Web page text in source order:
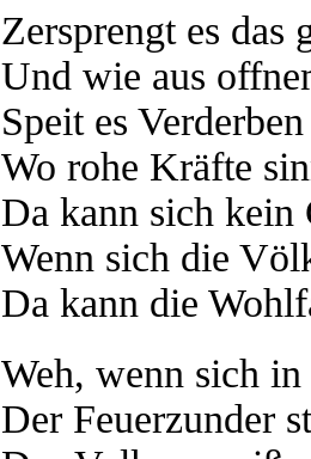
Zersprengt es das
Und wie aus
Speit es
Wo rohe Kräfte
Da kann sich kein
Wenn sich die
Da kann die
Weh, wenn sich in
Der Feuerzunder